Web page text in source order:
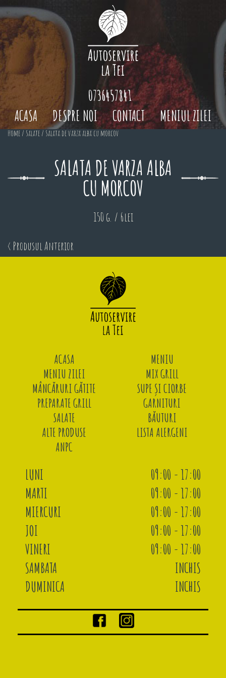
ACASA DESPRE NOI CONTACT MENIUL ZILEI
0736457841
Home / Salate / Salata de varza alba cu morcov
SALATA DE VARZA ALBA
CU MORCOV
150 g. / 6lei
< Produsul Anterior
ACASA
MENIU
MENIU ZILEI
MIX GRILL
MÂNCĂRURI GĂTITE
SUPE ȘI CIORBE
PREPARATE GRILL
GARNITURI
SALATE
BĂUTURI
ALTE PRODUSE
LISTA ALERGENI
ANPC
LUNI
09:00 - 17:00
MARTI
09:00 - 17:00
MIERCURI
09:00 - 17:00
JOI
09:00 - 17:00
VINERI
09:00 - 17:00
SAMBATA
INCHIS
DUMINICA
INCHIS